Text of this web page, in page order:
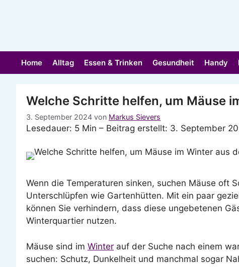
Home Alltag Essen & Trinken Gesundheit Handy
Welche Schritte helfen, um Mäuse
3. September 2024 von Markus Sievers
Lesedauer: 5 Min – Beitrag erstellt: 3. September
Wenn die Temperaturen sinken, suchen Mäuse oft
Unterschlüpfen wie Gartenhütten. Mit ein paar
können Sie verhindern, dass diese ungebetenen
Winterquartier nutzen.
Mäuse sind im Winter auf der Suche nach einem
suchen: Schutz, Dunkelheit und manchmal sogar